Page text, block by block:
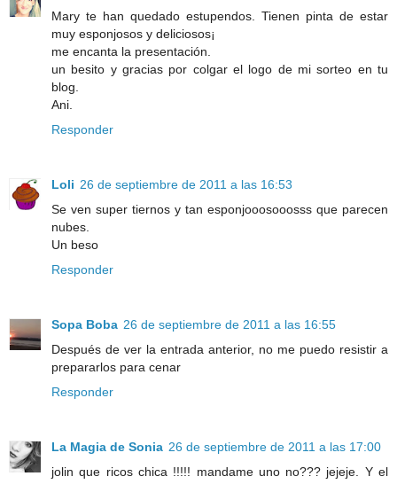
Mary te han quedado estupendos. Tienen pinta de estar
muy esponjosos y deliciosos¡
me encanta la presentación.
un besito y gracias por colgar el logo de mi sorteo en tu
blog.
Ani.
Responder
Loli 26 de septiembre de 2011 a las 16:53
Se ven super tiernos y tan esponjooosooosss que parecen
nubes.
Un beso
Responder
Sopa Boba 26 de septiembre de 2011 a las 16:55
Después de ver la entrada anterior, no me puedo resistir a
prepararlos para cenar
Responder
La Magia de Sonia 26 de septiembre de 2011 a las 17:00
jolin que ricos chica !!!!! mandame uno no??? jejeje. Y el